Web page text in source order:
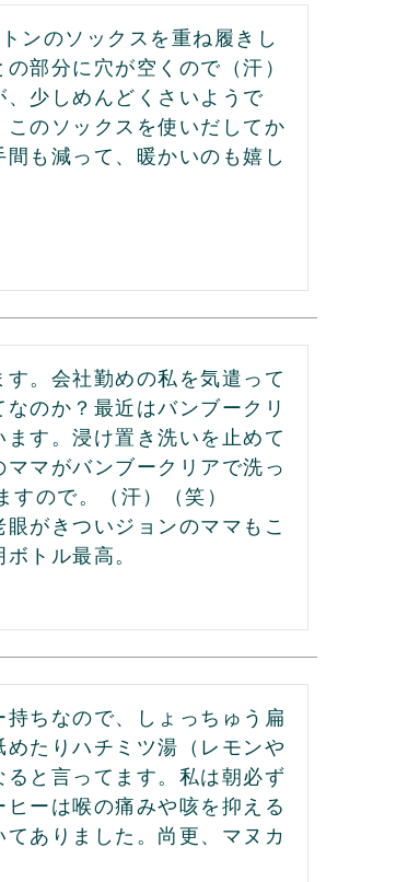
ンのソックスを重ね履きし
部分に穴が空くので（汗）
少しめんどくさいようで
のソックスを使いだしてか
も減って、暖かいのも嬉し
。会社勤めの私を気遣って
のか？最近はバンブークリ
す。浸け置き洗いを止めて
マがバンブークリアで洗っ
ので。（汗）（笑）
がきついジョンのママもこ
トル最高。
ちなので、しょっちゅう扁
たりハチミツ湯（レモンや
と言ってます。私は朝必ず
ーは喉の痛みや咳を抑える
ありました。尚更、マヌカ